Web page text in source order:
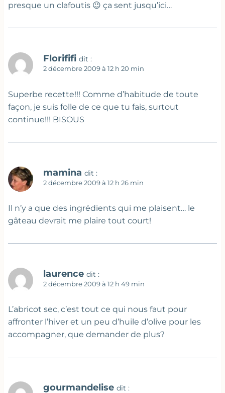
presque un clafoutis 😉 ça sent jusqu’ici…
Florififi dit :
2 décembre 2009 à 12 h 20 min
Superbe recette!!! Comme d’habitude de toute
façon, je suis folle de ce que tu fais, surtout
continue!!! BISOUS
mamina dit :
2 décembre 2009 à 12 h 26 min
Il n’y a que des ingrédients qui me plaisent… le
gâteau devrait me plaire tout court!
laurence dit :
2 décembre 2009 à 12 h 49 min
L’abricot sec, c’est tout ce qui nous faut pour
affronter l’hiver et un peu d’huile d’olive pour les
accompagner, que demander de plus?
gourmandelise dit :